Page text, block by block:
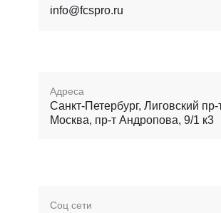
Соц сети
Адреса
Санкт-Петербург, Лиговский пр-
Москва, пр-т Андропова, 9/1 к3
info@fcspro.ru